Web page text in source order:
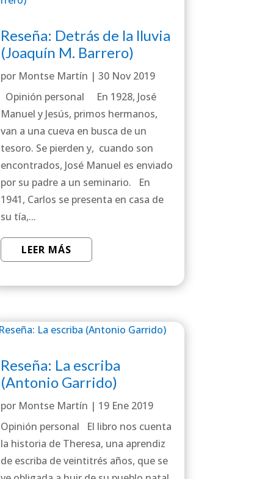
Reseña: Detrás de la lluvia
(Joaquín M. Barrero)
por Montse Martín | 30 Nov 2019
Opinión personal En 1928, José
Manuel y Jesús, primos hermanos,
van a una cueva en busca de un
tesoro. Se pierden y, cuando son
encontrados, José Manuel es enviado
por su padre a un seminario. En
1941, Carlos se presenta en casa de
su tía,...
LEER MÁS
Reseña: La escriba
(Antonio Garrido)
por Montse Martín | 19 Ene 2019
Opinión personal El libro nos cuenta
la historia de Theresa, una aprendiz
de escriba de veintitrés años, que se